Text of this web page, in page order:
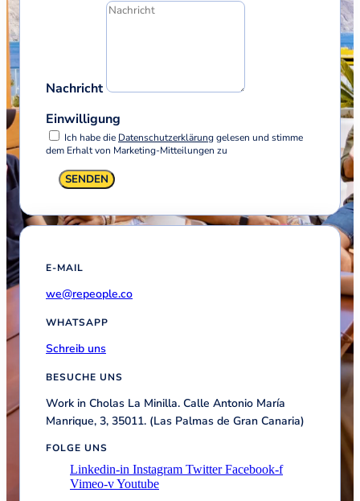
Nachricht
Einwilligung
Ich habe die Datenschutzerklärunggelesen und stimme
dem Erhalt von Marketing-Mitteilungen zu
SENDEN
E-MAIL
we@repeople.co
WHATSAPP
Schreib uns
BESUCHE UNS
Work in Cholas La Minilla. Calle Antonio María
Manrique, 3, 35011. (Las Palmas de Gran Canaria)
FOLGE UNS
Linkedin-in Instagram Twitter Facebook-f
Vimeo-vYoutube